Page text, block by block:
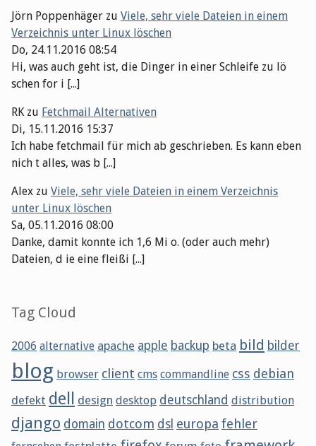
Jörn Poppenhäger zu Viele, sehr viele Dateien in einem
Verzeichnis unter Linux löschen
Do, 24.11.2016 08:54
Hi, was auch geht ist, die Dinger in einer Schleife zu lö
schen for i [...]
RKzu Fetchmail Alternativen
Di, 15.11.2016 15:37
Ich habe fetchmail für mich ab geschrieben. Es kann eben
nich t alles, was b [...]
Alex zu Viele, sehr viele Dateien in einem Verzeichnis
unter Linux löschen
Sa, 05.11.2016 08:00
Danke, damit konnte ich 1,6 Mi o. (oder auch mehr)
Dateien, d ie eine fleißi [...]
Tag Cloud
2006 alternative apache apple backup beta bild bilder
blog browser client cms commandline css debian
defekt dell design desktop deutschland distribution
django domain dotcom dsl europa fehler